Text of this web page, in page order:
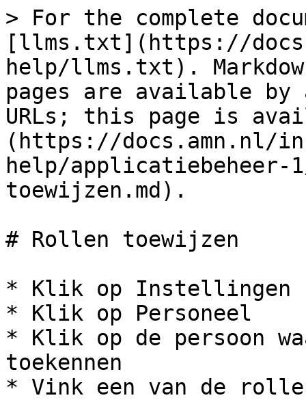
> For the complete
[llms.txt](https://
help/llms.txt).
pages are available by
URLs; this page is
(https://docs.amn.nl/
help/
toewijzen.md).
# Rollen toewijzen
* Klik op Instellingen
* Klik op Personeel
* Klik op de persoon
toekennen
* Vink een van de